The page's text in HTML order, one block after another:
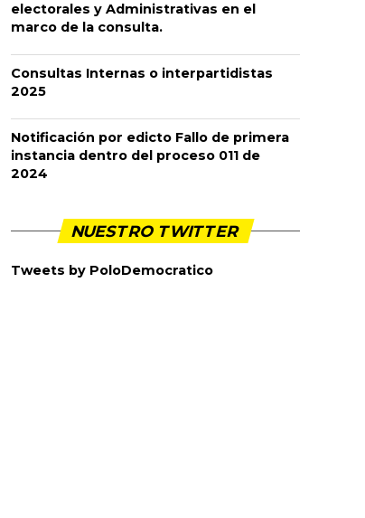
electorales y Administrativas en el
marco de la consulta.
Consultas Internas o interpartidistas
2025
Notificación por edicto Fallo de primera
instancia dentro del proceso 011 de
2024
NUESTRO TWITTER
Tweets by PoloDemocratico